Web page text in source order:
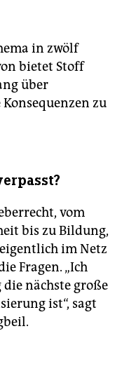
in zwölf
bietet Stoff
über
zu
vom
bis zu Bildung,
im Netz
Fragen. „Ich
nächste große
ist“, sagt